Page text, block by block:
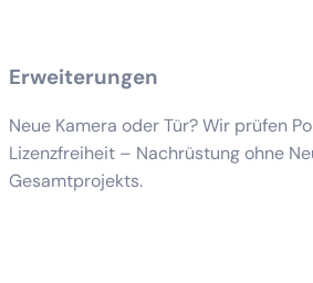
Erweiterungen
Neue Kamera oder Tür? Wir prüfen
Lizenzfreiheit – Nachrüstung ohne
Gesamtprojekts.